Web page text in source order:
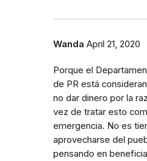
Wanda April 21, 2020
Porque el
de PR está
no dar dinero por la
vez de tratar esto
emergencia. No es
aprovecharse del
pensando en